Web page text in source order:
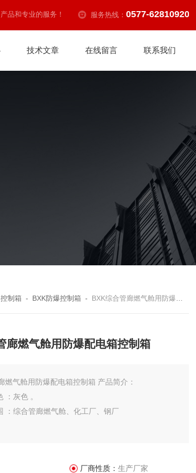
品和专业的服务！ 服务热线： 0577-62810920
技术文章 在线留言 联系我们
制箱 - BXK防爆控制箱 - BXK综合管廊燃气舱用防爆配电箱控制箱
廊燃气舱用防爆配电箱控制箱
BXK综合管廊燃气舱用防爆配电箱控制箱 产品简介：
：灰色 。
：综合管廊燃气舱、化工厂、钢厂
厂商性质： 生产厂家